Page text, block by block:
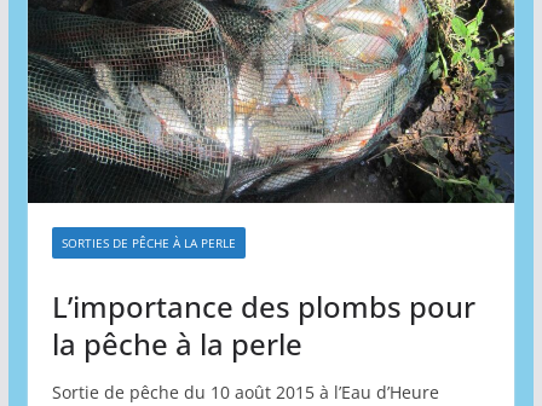
SORTIES DE PÊCHE À LA PERLE
L’importance des plombs pour
la pêche à la perle
Sortie de pêche du 10 août 2015 à l’Eau d’Heure